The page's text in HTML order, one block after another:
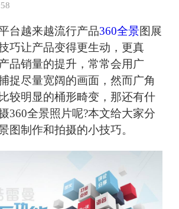
台越来越流行产品360全景图展
巧让产品变得更生动，更真
品销量的提升，常常会用广
捉尽量宽阔的画面，然而广角
较明显的桶形畸变，那还有什
360全景照片呢?本文给大家分
图制作和拍摄的小技巧。